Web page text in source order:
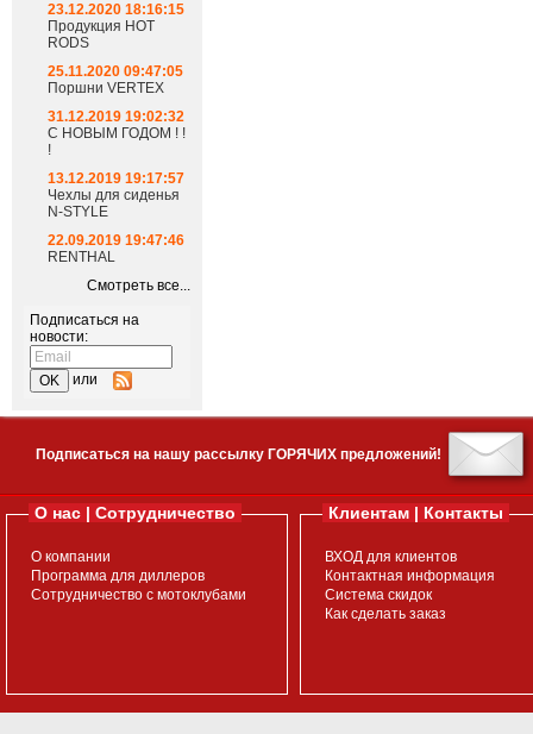
23.12.2020 18:16:15
Продукция HOT
RODS
25.11.2020 09:47:05
Поршни VERTEX
31.12.2019 19:02:32
С НОВЫМ ГОДОМ ! !
!
13.12.2019 19:17:57
Чехлы для сиденья
N-STYLE
22.09.2019 19:47:46
RENTHAL
Смотреть все...
Подписаться на
новости:
или
Подписаться на нашу рассылку ГОРЯЧИХ предложений!
О нас | Сотрудничество
О компании
Программа для диллеров
Сотрудничество с мотоклубами
Клиентам | Контакты
ВХОД для клиентов
Контактная информация
Система скидок
Как сделать заказ